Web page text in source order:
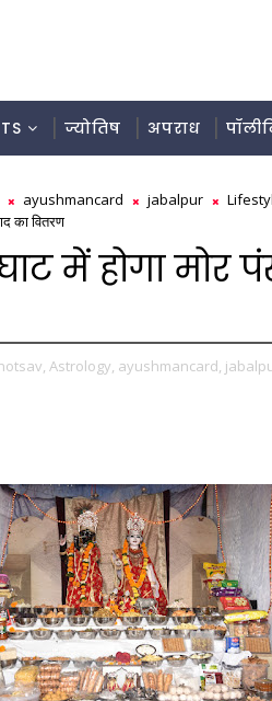
ज्योतिष अपराध
ayushmancard jabalpur
का वितरण
में होगा मोर
Astrology, ayushmancard,